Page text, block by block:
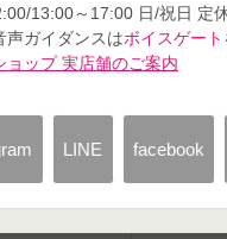
13:00～17:00 日/祝日 定
声ガイダンスはボイスゲート
ョップ 実店舗のご案内
LINE facebook